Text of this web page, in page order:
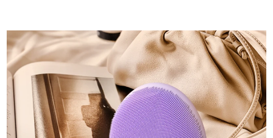
LUNA™ 4 Men
For men, anti-aging massage
LUNA™ 4 mini
For young skin, T-zone
BEAR™ 2 eyes & lips
Microcurrent line smoothing device
面部提拉护理
Premium anti-aging skincare
UFO™ 3 LED
Near-infrared and red light therapy
device
UFO™ 3 mini
Red light therapy device for young skin
issa™ 4 plus
Smart hybrid silicone sonic toothbrush
issa™ 4 smile
Hybrid silicone sonic toothbrush
抗老
FAQ™ 101
Clinical anti-aging
LED治疗
NEW
FAQ™ 201
LED mask
NEW
加拿大 预计送达日期8/13/26
智利 预计送达日期8/13/26
中国 预计送达日期 8/9/26
哥伦比亚 预计送达日期8/13/26